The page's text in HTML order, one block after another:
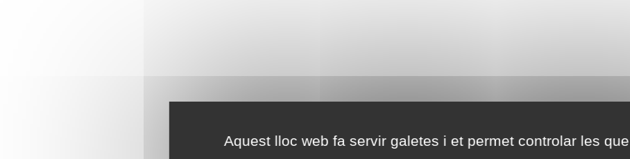
Aquest lloc web fa servir galetes i et permet controlar les